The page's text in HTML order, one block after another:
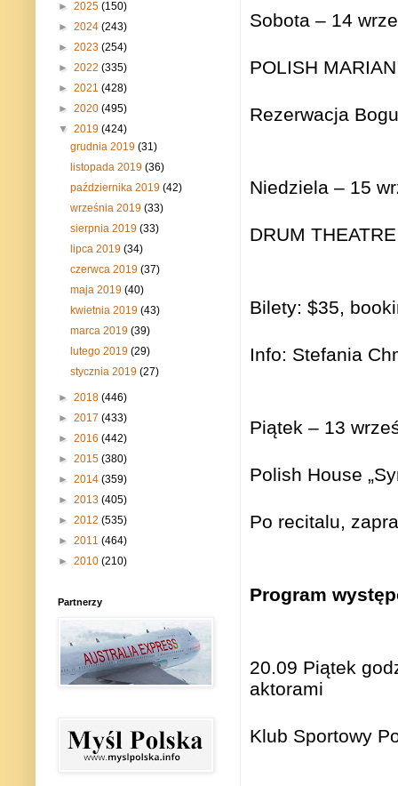
Sobota – 14
POLISH
Rezerwacja
Niedziela – 15
DRUM
Bilety: $35,
Info: Stefania
Piątek – 13
Polish House
Po recitalu,
Program
20.09 Piątek
aktorami
Klub Sportowy
► 2025 (150)
► 2024 (243)
► 2023 (254)
► 2022 (335)
► 2021 (428)
► 2020 (495)
▼ 2019 (424)
grudnia 2019(31)
listopada 2019(36)
października 2019(42)
września 2019(33)
sierpnia 2019(33)
lipca 2019(34)
czerwca 2019(37)
maja 2019(40)
kwietnia 2019(43)
marca 2019(39)
lutego 2019(29)
stycznia 2019(27)
► 2018 (446)
► 2017 (433)
► 2016 (442)
► 2015 (380)
► 2014 (359)
► 2013 (405)
► 2012 (535)
► 2011 (464)
► 2010 (210)
Partnerzy